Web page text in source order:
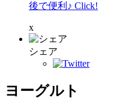
後で便利♪ Click!
x
シェア
ヨーグルト